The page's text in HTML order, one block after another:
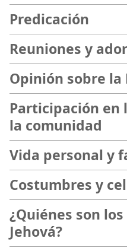
Predicación
Reuniones y
Opinión sobre la
Participación en
la comunidad
Vida personal y
Costumbres y
¿Quiénes son
Jehová?